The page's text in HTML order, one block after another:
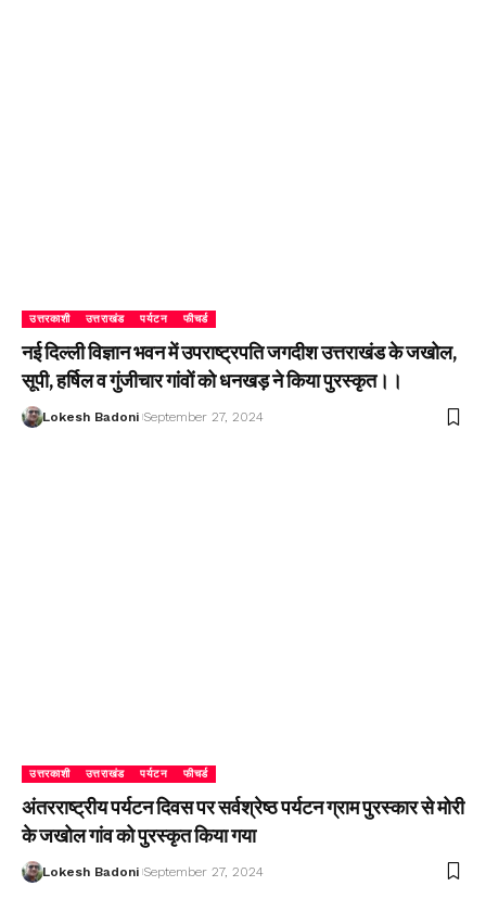
उत्तरकाशी उत्तराखंड पर्यटन फीचर्ड
नई दिल्ली विज्ञान भवन में उपराष्ट्रपति जगदीश उत्तराखंड के जखोल,
सूपी, हर्षिल व गुंजीचार गांवों को धनखड़ ने किया पुरस्कृत।।
Lokesh Badoni September 27, 2024
उत्तरकाशी उत्तराखंड पर्यटन फीचर्ड
अंतरराष्ट्रीय पर्यटन दिवस पर सर्वश्रेष्ठ पर्यटन ग्राम पुरस्कार से मोरी
के जखोल गांव को पुरस्कृत किया गया
Lokesh Badoni September 27, 2024